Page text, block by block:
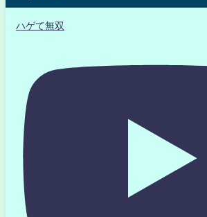
ハゲて無双